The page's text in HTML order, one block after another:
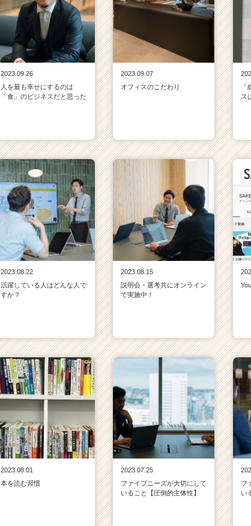
2023.09.26
人を最も幸せにするのは
「食」のビジネスだと思った
2023.09.07
オフィスのこだわり
ス
2023.08.22
活躍している人はどんな人で
すか？
2023.08.15
説明会・選考共にオンライン
で実施中！
2023.08.01
本を読む習慣
2023.07.25
ファイブニーズが大切にして
いること【圧倒的主体性】
フ
い